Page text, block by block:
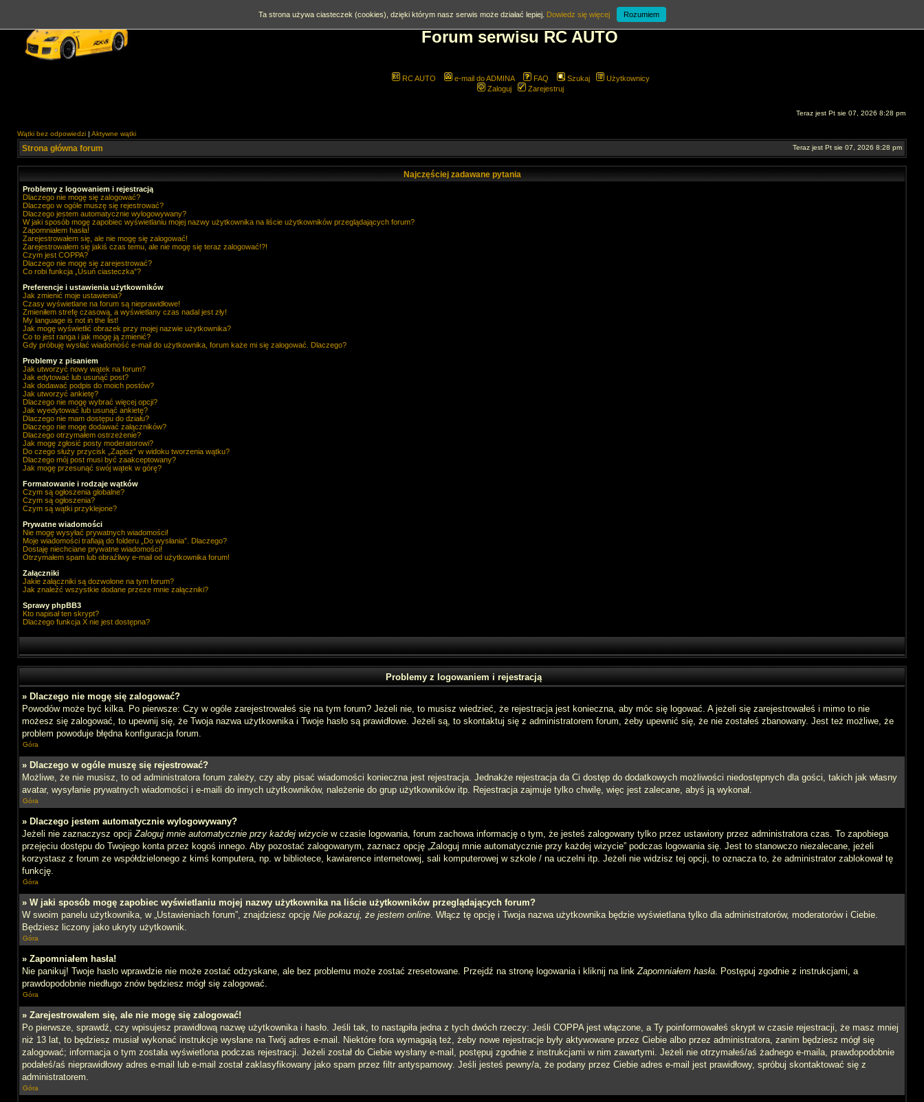
Forum serwisu RC AUTO
RC AUTO e-mail do ADMINA FAQ Szukaj
Użytkownicy
Zaloguj
Zarejestruj
Teraz jest Pt sie 07, 2026 8:28 pm
Wątki bez odpowiedzi | Aktywne wątki
Strona główna forum Teraz jest Pt sie 07, 2026 8:28 pm
Najczęściej zadawane pytania
Problemy z logowaniem i rejestracją
Dlaczego nie mogę się zalogować?
Dlaczego w ogóle muszę się rejestrować?
Dlaczego jestem automatycznie wylogowywany?
W jaki sposób mogę zapobiec wyświetlaniu mojej nazwy użytkownika na liście użytkowników przeglądających forum?
Zapomniałem hasła!
Zarejestrowałem się, ale nie mogę się zalogować!
Zarejestrowałem się jakiś czas temu, ale nie mogę się teraz zalogować!?!
Czym jest COPPA?
Dlaczego nie mogę się zarejestrować?
Co robi funkcja „Usuń ciasteczka”?
Preferencje i ustawienia użytkowników
Jak zmienić moje ustawienia?
Czasy wyświetlane na forum są nieprawidłowe!
Zmieniłem strefę czasową, a wyświetlany czas nadal jest zły!
My language is not in the list!
Jak mogę wyświetlić obrazek przy mojej nazwie użytkownika?
Co to jest ranga i jak mogę ją zmienić?
Gdy próbuję wysłać wiadomość e-mail do użytkownika, forum każe mi się zalogować. Dlaczego?
Problemy z pisaniem
Jak utworzyć nowy wątek na forum?
Jak edytować lub usunąć post?
Jak dodawać podpis do moich postów?
Jak utworzyć ankietę?
Dlaczego nie mogę wybrać więcej opcji?
Jak wyedytować lub usunąć ankietę?
Dlaczego nie mam dostępu do działu?
Dlaczego nie mogę dodawać załączników?
Dlaczego otrzymałem ostrzeżenie?
Jak mogę zgłosić posty moderatorowi?
Do czego służy przycisk „Zapisz” w widoku tworzenia wątku?
Dlaczego mój post musi być zaakceptowany?
Jak mogę przesunąć swój wątek w górę?
Formatowanie i rodzaje wątków
Czym są ogłoszenia globalne?
Czym są ogłoszenia?
Czym są wątki przyklejone?
Prywatne wiadomości
Nie mogę wysyłać prywatnych wiadomości!
Moje wiadomości trafiają do folderu „Do wysłania”. Dlaczego?
Dostaję niechciane prywatne wiadomości!
Otrzymałem spam lub obraźliwy e-mail od użytkownika forum!
Załączniki
Jakie załączniki są dozwolone na tym forum?
Jak znaleźć wszystkie dodane przeze mnie załączniki?
Sprawy phpBB3
Kto napisał ten skrypt?
Dlaczego funkcja X nie jest dostępna?
Problemy z logowaniem i rejestracją
» Dlaczego nie mogę się zalogować?
Powodów może być kilka. Po pierwsze: Czy w ogóle zarejestrowałeś się na tym forum? Jeżeli nie, to musisz wiedzieć, że rejestracja jest konieczna, aby móc się logować. A jeżeli się zarejestrowałeś i mimo to nie
możesz się zalogować, to upewnij się, że Twoja nazwa użytkownika i Twoje hasło są prawidłowe. Jeżeli są, to skontaktuj się z administratorem forum, żeby upewnić się, że nie zostałeś zbanowany. Jest też możliwe, że
problem powoduje błędna konfiguracja forum.
Góra
» Dlaczego w ogóle muszę się rejestrować?
Możliwe, że nie musisz, to od administratora forum zależy, czy aby pisać wiadomości konieczna jest rejestracja. Jednakże rejestracja da Ci dostęp do dodatkowych możliwości niedostępnych dla gości, takich jak własny
avatar, wysyłanie prywatnych wiadomości i e-maili do innych użytkowników, należenie do grup użytkowników itp. Rejestracja zajmuje tylko chwilę, więc jest zalecane, abyś ją wykonał.
Góra
» Dlaczego jestem automatycznie wylogowywany?
Jeżeli nie zaznaczysz opcjiZaloguj mnie automatycznie przy każdej wizycie w czasie logowania, forum zachowa informację o tym, że jesteś zalogowany tylko przez ustawiony przez administratora czas. To zapobiega
przejęciu dostępu do Twojego konta przez kogoś innego. Aby pozostać zalogowanym, zaznacz opcję „Zaloguj mnie automatycznie przy każdej wizycie” podczas logowania się. Jest to stanowczo niezalecane, jeżeli
korzystasz z forum ze współdzielonego z kimś komputera, np. w bibliotece, kawiarence internetowej, sali komputerowej w szkole / na uczelni itp. Jeżeli nie widzisz tej opcji, to oznacza to, że administrator zablokował tę
funkcję.
Góra
» W jaki sposób mogę zapobiec wyświetlaniu mojej nazwy użytkownika na liście użytkowników przeglądających forum?
W swoim panelu użytkownika, w „Ustawieniach forum”, znajdziesz opcję Nie pokazuj, że jestem online. Włącz tę opcję i Twoja nazwa użytkownika będzie wyświetlana tylko dla administratorów, moderatorów i Ciebie.
Będziesz liczony jako ukryty użytkownik.
Góra
» Zapomniałem hasła!
Nie panikuj! Twoje hasło wprawdzie nie może zostać odzyskane, ale bez problemu może zostać zresetowane. Przejdź na stronę logowania i kliknij na linkZapomniałem hasła. Postępuj zgodnie z instrukcjami, a
prawdopodobnie niedługo znów będziesz mógł się zalogować.
Góra
» Zarejestrowałem się, ale nie mogę się zalogować!
Po pierwsze, sprawdź, czy wpisujesz prawidłową nazwę użytkownika i hasło. Jeśli tak, to nastąpiła jedna z tych dwóch rzeczy: Jeśli COPPA jest włączone, a Ty poinformowałeś skrypt w czasie rejestracji, że masz mniej
niż 13 lat, to będziesz musiał wykonać instrukcje wysłane na Twój adres e-mail. Niektóre fora wymagają też, żeby nowe rejestracje były aktywowane przez Ciebie albo przez administratora, zanim będziesz mógł się
zalogować; informacja o tym została wyświetlona podczas rejestracji. Jeżeli został do Ciebie wysłany e-mail, postępuj zgodnie z instrukcjami w nim zawartymi. Jeżeli nie otrzymałeś/aś żadnego e-maila, prawdopodobnie
podałeś/aś nieprawidłowy adres e-mail lub e-mail został zaklasyfikowany jako spam przez filtr antyspamowy. Jeśli jesteś pewny/a, że podany przez Ciebie adres e-mail jest prawidłowy, spróbuj skontaktować się z
administratorem.
Góra
Ta strona używa ciasteczek (cookies), dzięki którym nasz serwis może działać lepiej. Dowiedz się więcej Rozumiem